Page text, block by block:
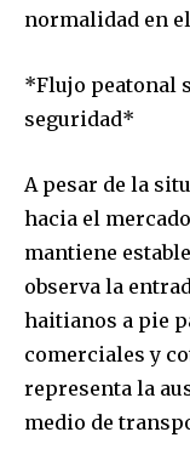
normalidad en
*Flujo peatonal
seguridad*
A pesar de la
hacia el
mantiene
observa la
haitianos a pie
comerciales y
representa la
medio de